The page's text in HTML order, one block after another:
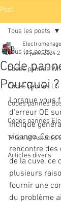
Post
Tous les posts
Codes pannes
Codes pannes LG
Codes pannes
Codes pannes
Trucs et Astuces
Articles divers
Tous les posts
Code
Pourquoi ?
17 janv. 2024
Lorsque vous
d'erreur OE
indique
vidange. Ce
rencontre des
de la cuve, ce
plusieurs
fournir une
du problème